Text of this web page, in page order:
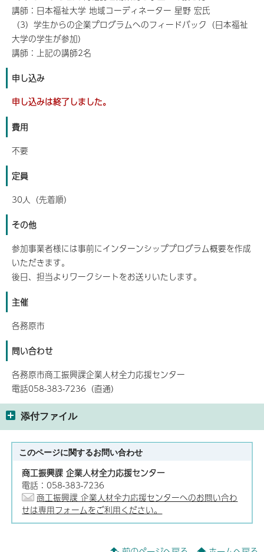
講師：日本福祉大学 地域コーディネーター 星野 宏氏
（3）学生からの企業プログラムへのフィードバック（日本福祉
大学の学生が参加）
講師：上記の講師2名
申し込み
申し込みは終了しました。
費用
不要
定員
30人（先着順）
その他
参加事業者様には事前にインターンシッププログラム概要を作成
いただきます。
後日、担当よりワークシートをお送りいたします。
主催
各務原市
問い合わせ
各務原市商工振興課企業人材全力応援センター
電話058-383-7236（直通）
添付ファイル
このページに関するお問い合わせ
商工振興課 企業人材全力応援センター
電話：058-383-7236
商工振興課 企業人材全力応援センターへのお問い合わ
せは専用フォームをご利用ください。